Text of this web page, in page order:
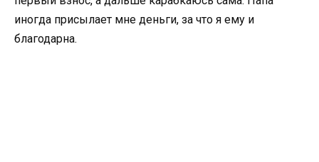
иногда присылает мне деньги, за что я ему и
благодарна.